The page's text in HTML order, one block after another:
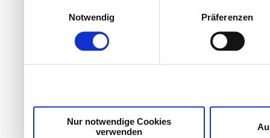
Wir verwenden Cookies, um Inhalte und Anzeigen zu
die Zugriffe auf unsere Website zu analysieren.
Dienste gesammelt haben.
Notwendig
Präferenzen
Nur notwendige Cookies
verwenden